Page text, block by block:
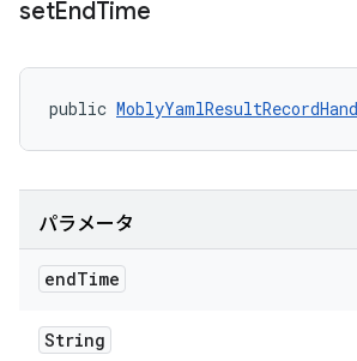
setEndTime
public
パラメータ
endTime
String